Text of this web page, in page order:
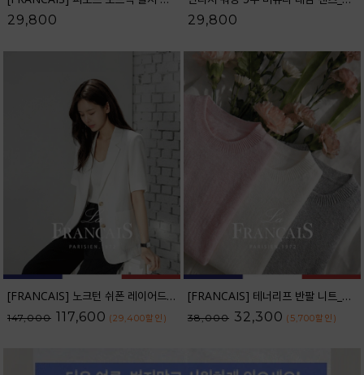
29,800
29,800
[FRANCAIS] 노크턴 쉬폰 레이어드 린넨 자켓_F6S391JK
147,000 117,600 (29,400할인 )
[FRANCAIS] 테너리프 반팔 니트_F6H298KN
38,000 32,300 (5,700할인 )